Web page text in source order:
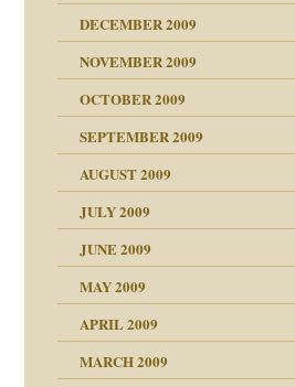
DECEMBER 2009
NOVEMBER 2009
OCTOBER 2009
SEPTEMBER 2009
AUGUST 2009
JULY 2009
JUNE 2009
MAY 2009
APRIL 2009
MARCH 2009